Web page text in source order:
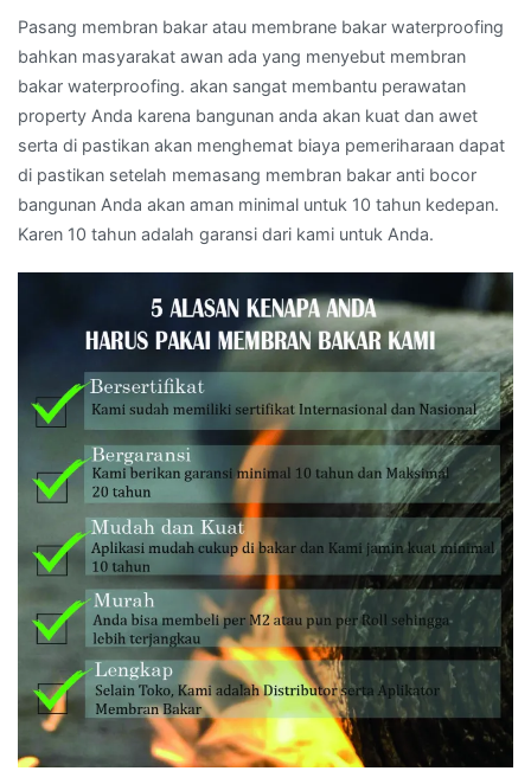
Pasang membran bakar atau membrane bakar waterproofing
bahkan masyarakat awan ada yang menyebut membran
bakar waterproofing. akan sangat membantu perawatan
property Anda karena bangunan anda akan kuat dan awet
serta di pastikan akan menghemat biaya pemeriharaan dapat
di pastikan setelah memasang membran bakar anti bocor
bangunan Anda akan aman minimal untuk 10 tahun kedepan.
Karen 10 tahun adalah garansi dari kami untuk Anda.